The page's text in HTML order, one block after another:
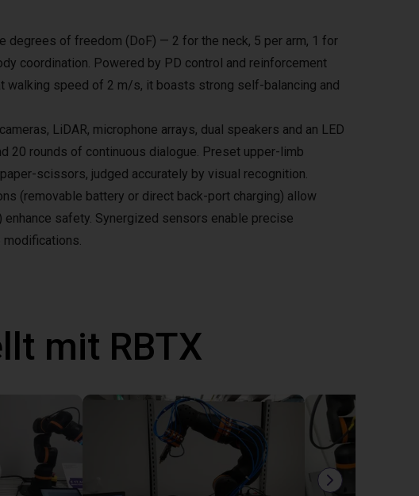
degrees of freedom (DoF) — 2 for the neck, 5 per arm, 1 for
coordination. Powered by PD control and reinforcement
walking speed of 2 m/s, it boasts strong self-balancing and
LiDAR, microphone arrays, dual speakers and an LED
20 rounds of continuous dialogue. Preset upper-limb
scissors, judged accurately by visual recognition.
(removable battery or direct back-port charging) allow
safety. Synergized sensors enable precise
mit RBTX